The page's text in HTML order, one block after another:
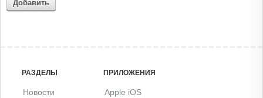
Добавить
РАЗДЕЛЫ
Новости
ПРИЛОЖЕНИЯ
Apple iOS